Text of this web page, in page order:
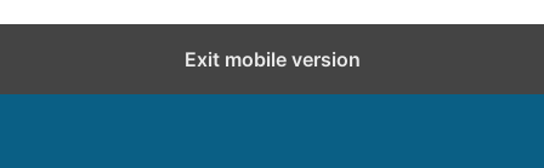
Exit mobile version